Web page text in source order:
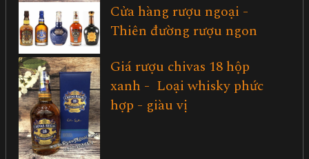
Cửa hàng rượu ngoại -
Thiên đường rượu ngon
Giá rượu chivas 18 hộp
xanh - Loại whisky phức
hợp - giàu vị